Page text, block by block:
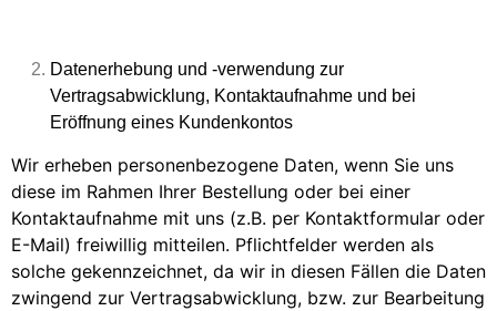
Datenerhebung und -verwendung zur
Vertragsabwicklung, Kontaktaufnahme und bei
Eröffnung eines Kundenkontos
Wir erheben personenbezogene Daten, wenn Sie uns
diese im Rahmen Ihrer Bestellung oder bei einer
Kontaktaufnahme mit uns (z.B. per Kontaktformular oder
E-Mail) freiwillig mitteilen. Pflichtfelder werden als
solche gekennzeichnet, da wir in diesen Fällen die Daten
zwingend zur Vertragsabwicklung, bzw. zur Bearbeitung